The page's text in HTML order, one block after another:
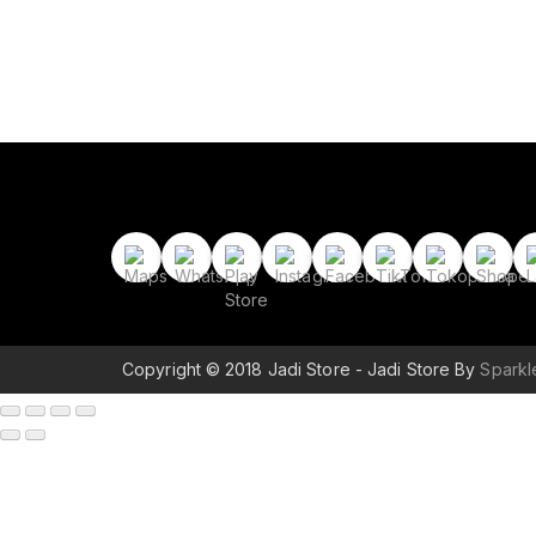
Copyright © 2018 Jadi Store - Jadi Store By